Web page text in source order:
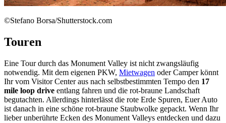
©Stefano Borsa/Shutterstock.com
Touren
Eine Tour durch das Monument Valley ist nicht zwangsläufig
notwendig. Mit dem eigenen PKW, Mietwagen oder Camper könnt
Ihr vom Visitor Center aus nach selbstbestimmten Tempo den 17
mile loop drive entlang fahren und die rot-braune Landschaft
begutachten. Allerdings hinterlässt die rote Erde Spuren, Euer Auto
ist danach in eine schöne rot-braune Staubwolke gepackt. Wenn Ihr
lieber unberührte Ecken des Monument Valleys entdecken und dazu